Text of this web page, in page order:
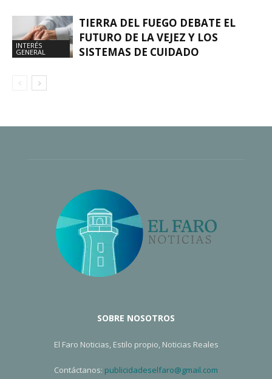
INTERÉS
GENERAL
TIERRA DEL FUEGO DEBATE EL
FUTURO DE LA VEJEZ Y LOS
SISTEMAS DE CUIDADO
SOBRE NOSOTROS
El Faro Noticias, Estilo propio, Noticias Reales
Contáctanos: publicidadeselfaro@gmail.com